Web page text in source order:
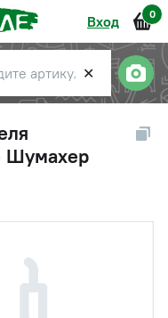
Вход 0
✕
Шумахер